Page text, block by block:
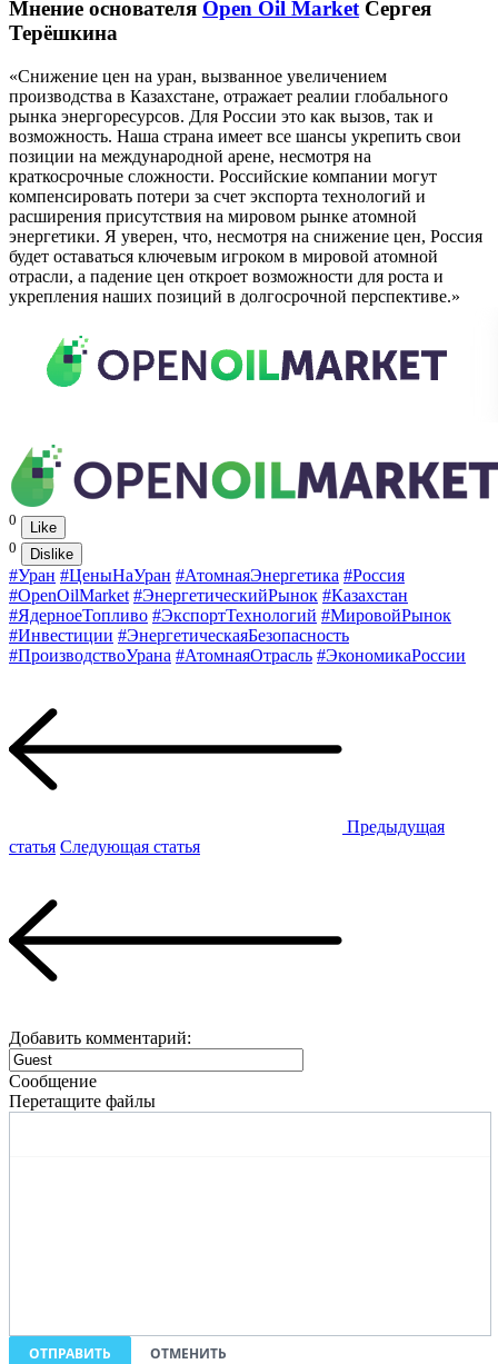
Мнение основателя Open Oil MarketСергея
Терёшкина
«Снижение цен на уран, вызванное увеличением
производства в Казахстане, отражает реалии глобального
рынка энергоресурсов. Для России это как вызов, так и
возможность. Наша страна имеет все шансы укрепить свои
позиции на международной арене, несмотря на
краткосрочные сложности. Российские компании могут
компенсировать потери за счет экспорта технологий и
расширения присутствия на мировом рынке атомной
энергетики. Я уверен, что, несмотря на снижение цен, Россия
будет оставаться ключевым игроком в мировой атомной
отрасли, а падение цен откроет возможности для роста и
укрепления наших позиций в долгосрочной перспективе.»
0
Like
0
Dislike
#Уран #ЦеныНаУран #АтомнаяЭнергетика #Россия
#OpenOilMarket #ЭнергетическийРынок #Казахстан
#ЯдерноеТопливо #ЭкспортТехнологий #МировойРынок
#Инвестиции #ЭнергетическаяБезопасность
#ПроизводствоУрана #АтомнаяОтрасль #ЭкономикаРоссии
Предыдущая
статья Следующая статья
Добавить комментарий:
Сообщение
Перетащите файлы
ОТПРАВИТЬ
ОТМЕНИТЬ